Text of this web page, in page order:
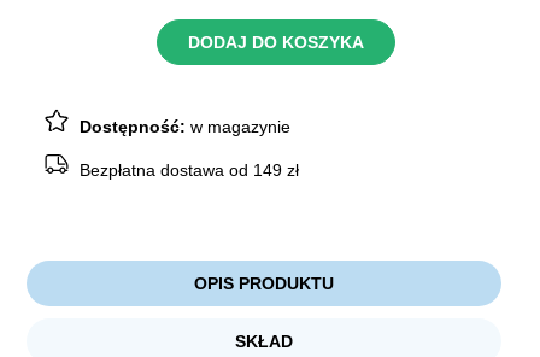
Beef
6x400g
DODAJ DO KOSZYKA
Dostępność:w magazynie
Bezpłatna dostawa od 149 zł
OPIS PRODUKTU
SKŁAD